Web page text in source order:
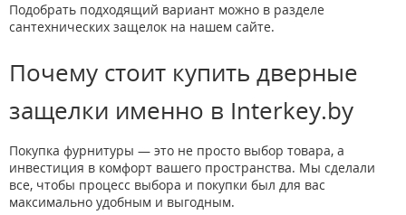
Подобрать подходящий вариант можно в разделе
сантехнических защелок на нашем сайте.
Почему стоит купить дверные
защелки именно в Interkey.by
Покупка фурнитуры — это не просто выбор товара, а
инвестиция в комфорт вашего пространства. Мы сделали
все, чтобы процесс выбора и покупки был для вас
максимально удобным и выгодным.